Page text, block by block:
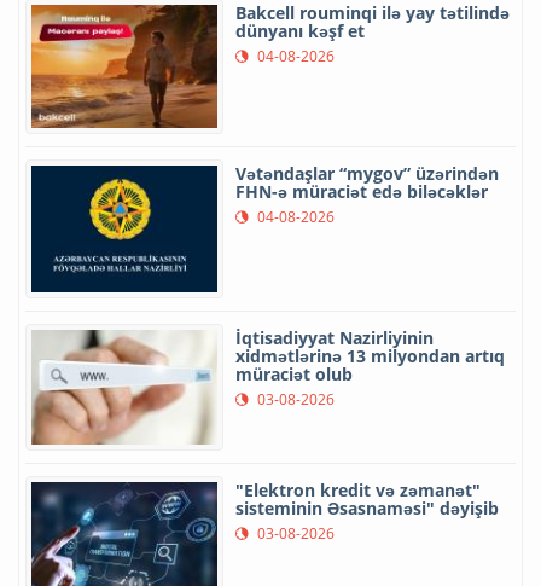
Bakcell rouminqi ilə yay tətilində
dünyanı kəşf et
04-08-2026
Vətəndaşlar “mygov” üzərindən
FHN-ə müraciət edə biləcəklər
04-08-2026
İqtisadiyyat Nazirliyinin
xidmətlərinə 13 milyondan artıq
müraciət olub
03-08-2026
"Elektron kredit və zəmanət"
sisteminin Əsasnaməsi" dəyişib
03-08-2026